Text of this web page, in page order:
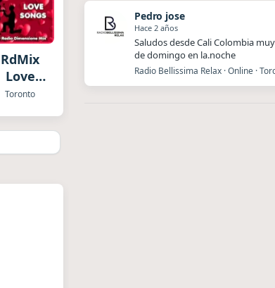
RdMix
Love
Song
Toronto
Pedro jose
Hace 2 años
Saludos desde Cali Colombia
de domingo en la.noche
Radio Bellissima Relax · Online ·